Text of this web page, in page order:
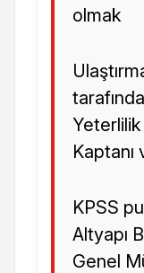
olmak
KPSS
Altyapı
Genel